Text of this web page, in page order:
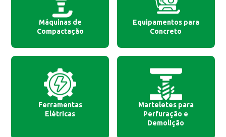
Máquinas de
Compactação
Equipamentos para
Concreto
Ferramentas
Elétricas
Marteletes para
Perfuração e
Demolição